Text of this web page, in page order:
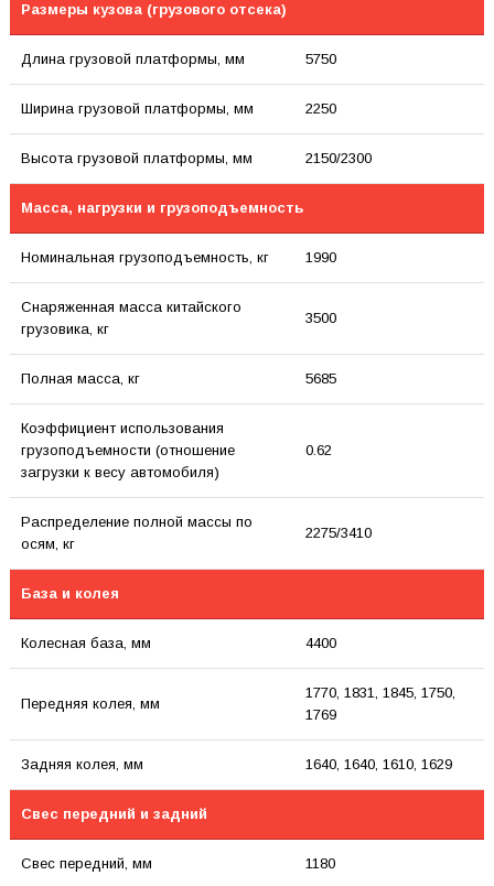
Размеры кузова (грузового отсека)
Длина грузовой платформы, мм 5750
Ширина грузовой платформы, мм 2250
Высота грузовой платформы, мм 2150/2300
Масса, нагрузки и грузоподъемность
Номинальная грузоподъемность, кг 1990
Снаряженная масса китайского
грузовика, кг
3500
Полная масса, кг 5685
Коэффициент использования
грузоподъемности (отношение
загрузки к весу автомобиля)
0.62
Распределение полной массы по
осям, кг
2275/3410
База и колея
Колесная база, мм 4400
Передняя колея, мм
1770, 1831, 1845, 1750,
1769
Задняя колея, мм 1640, 1640, 1610, 1629
Свес передний и задний
Свес передний, мм 1180